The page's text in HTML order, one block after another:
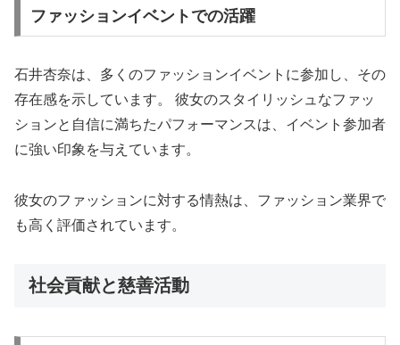
ファッションイベントでの活躍
石井杏奈は、多くのファッションイベントに参加し、その
存在感を示しています。 彼女のスタイリッシュなファッ
ションと自信に満ちたパフォーマンスは、イベント参加者
に強い印象を与えています。
彼女のファッションに対する情熱は、ファッション業界で
も高く評価されています。
社会貢献と慈善活動